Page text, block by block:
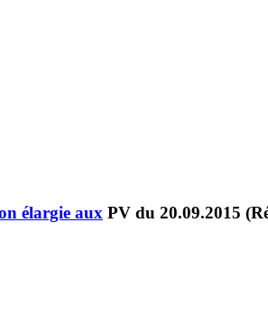
élargie aux